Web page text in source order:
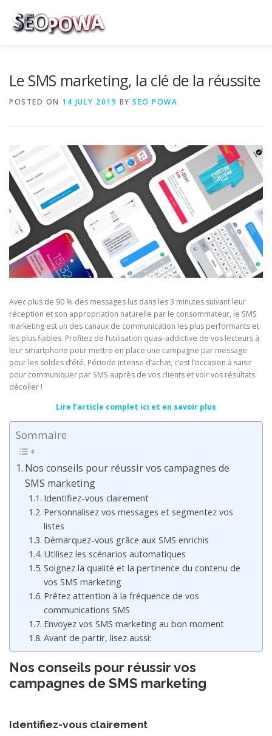
Le SMS marketing, la clé de la réussite
POSTED ON 14 JULY 2019 BY SEO POWA
Avec plus de 90 % des messages lus dans les 3 minutes suivant leur
réception et son appropriation naturelle par le consommateur, le SMS
marketing est un des canaux de communication les plus performants et
les plus fiables. Profitez de l’utilisation quasi-addictive de vos lecteurs à
leur smartphone pour mettre en place une campagne par message
pour les soldes d’été. Période intense d’achat, c’est l’occasion à saisir
pour communiquer par SMS auprès de vos clients et voir vos résultats
décoller !
Lire l’article complet ici et en savoir plus
Sommaire
Nos conseils pour réussir vos campagnes de
SMS marketing
Identifiez-vous clairement
Personnalisez vos messages et segmentez vos
listes
Démarquez-vous grâce aux SMS enrichis
Utilisez les scénarios automatiques
Soignez la qualité et la pertinence du contenu de
vos SMS marketing
Prêtez attention à la fréquence de vos
communications SMS
Envoyez vos SMS marketing au bon moment
Avant de partir, lisez aussi:
Nos conseils pour réussir vos
campagnes de SMS marketing
Identifiez-vous clairement